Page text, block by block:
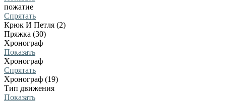
пожатие
Спрятать
Крюк И Петля (2)
Пряжка (30)
Хронограф
Показать
Хронограф
Спрятать
Хронограф (19)
Тип движения
Показать